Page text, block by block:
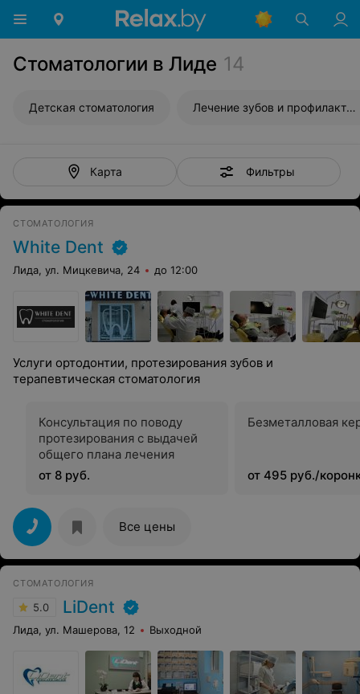
Стоматологии в Лиде 14
Детская стоматология Лечение зубов и профилактика
Карта Фильтры
СТОМАТОЛОГИЯ
White Dent
Лида, ул. Мицкевича, 24 до 12:00
Услуги ортодонтии, протезирования зубов и
терапевтическая стоматология
Консультация по поводу
протезирования с выдачей
общего плана лечения
от 8 руб.
Безметалловая
от 495 руб./
Все цены
СТОМАТОЛОГИЯ
5.0 LiDent
Лида, ул. Машерова, 12 Выходной